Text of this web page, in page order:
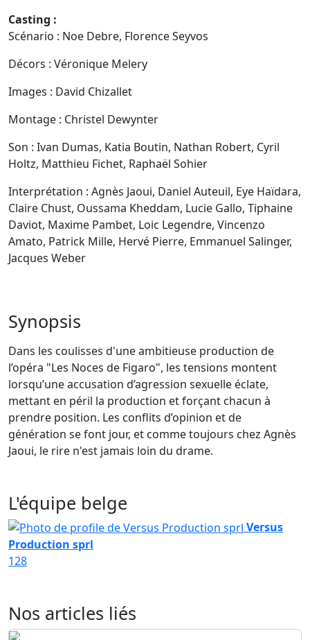
Casting :
Scénario : Noe Debre, Florence Seyvos
Décors : Véronique Melery
Images : David Chizallet
Montage : Christel Dewynter
Son : Ivan Dumas, Katia Boutin, Nathan Robert, Cyril
Holtz, Matthieu Fichet, Raphaël Sohier
Interprétation : Agnès Jaoui, Daniel Auteuil, Eye Haïdara,
Claire Chust, Oussama Kheddam, Lucie Gallo, Tiphaine
Daviot, Maxime Pambet, Loic Legendre, Vincenzo
Amato, Patrick Mille, Hervé Pierre, Emmanuel Salinger,
Jacques Weber
Synopsis
Dans les coulisses d'une ambitieuse production de
l’opéra "Les Noces de Figaro", les tensions montent
lorsqu’une accusation d’agression sexuelle éclate,
mettant en péril la production et forçant chacun à
prendre position. Les conflits d’opinion et de
génération se font jour, et comme toujours chez Agnès
Jaoui, le rire n'est jamais loin du drame.
L'équipe belge
Versus
Production sprl
128
Nos articles liés